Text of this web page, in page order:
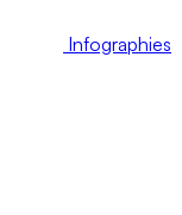
Infographies